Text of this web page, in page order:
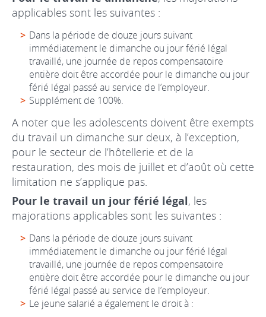
applicables sont les suivantes :
Dans la période de douze jours suivant
immédiatement le dimanche ou jour férié légal
travaillé, une journée de repos compensatoire
entière doit être accordée pour le dimanche ou jour
férié légal passé au service de l’employeur.
Supplément de 100%.
A noter que les adolescents doivent être exempts
du travail un dimanche sur deux, à l’exception,
pour le secteur de l’hôtellerie et de la
restauration, des mois de juillet et d’août où cette
limitation ne s’applique pas.
Pour le travail un jour férié légal, les
majorations applicables sont les suivantes :
Dans la période de douze jours suivant
immédiatement le dimanche ou jour férié légal
travaillé, une journée de repos compensatoire
entière doit être accordée pour le dimanche ou jour
férié légal passé au service de l’employeur.
Le jeune salarié a également le droit à :